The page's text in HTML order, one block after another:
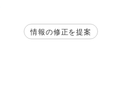
情報の修正を提案